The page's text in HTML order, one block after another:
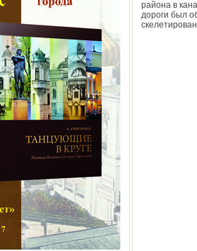
района в
дороги был